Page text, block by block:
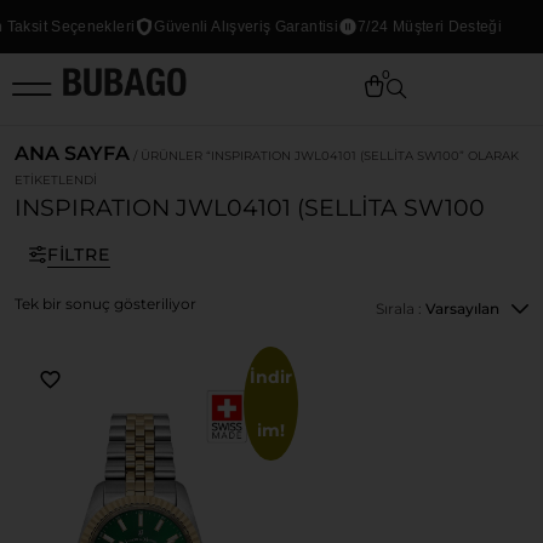
Seçenekleri Güvenli Alışveriş Garantisi 7/24 Müşteri Desteği
0
ANA SAYFA / ÜRÜNLER “INSPIRATION JWL04101 (SELLITA SW100” OLARAK
ETIKETLENDI
INSPIRATION JWL04101 (SELLITA SW100
FILTRE
Sırala : Varsayılan
İndir
im!
Tek bir sonuç gösteriliyor